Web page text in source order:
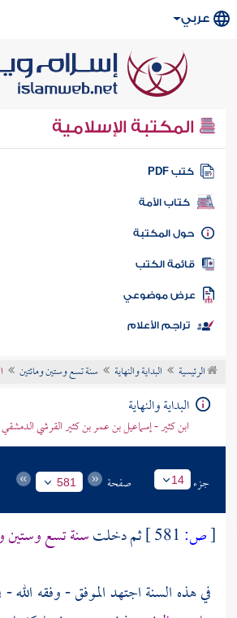
عربي
المكتبة الإسلامية
كتب PDF
كتاب الأمة
المكتبة
الكتب
موضوعي
تراجم الأعلام
الرئيسية البداية والنهاية سنة تسع وستين ومائتين
البداية والنهاية
ابن كثير - إسماعيل بن عمر بن كثير القرشي الدمشقي
جزء 14 صفحة 581
[ص: ثم دخلتسنة تسع وستين
في هذه السنة اجتهدالموفق- وفقه الله -